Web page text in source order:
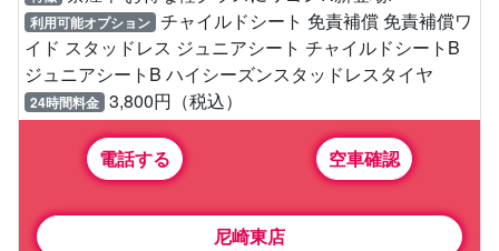
利用可能オプション チャイルドシート 免責補償 免責補償ワ
イド スタッドレス ジュニアシート チャイルドシートB
ジュニアシートB ハイシーズンスタッドレスタイヤ
24時間料金 3,800円（税込）
電話する 空車確認
尼崎東店